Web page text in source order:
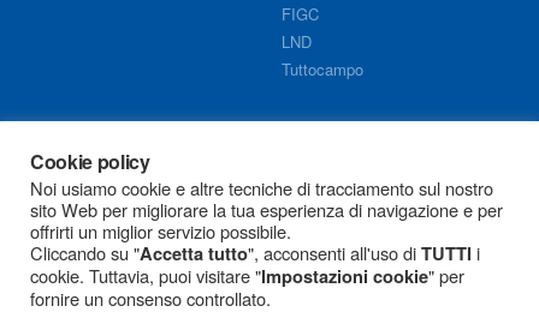
FIGC
LND
Tuttocampo
Info
Documenti segreteria
Cookie policy
Privacy policy
G.P.D.P.
Cookie policy
Noi usiamo cookie e altre tecniche di tracciamento sul nostro
sito Web per migliorare la tua esperienza di navigazione e per
offrirti un miglior servizio possibile.
Cliccando su "Accetta tutto", acconsenti all'uso diTUTTI i
cookie. Tuttavia, puoi visitare "Impostazioni cookie" per
fornire un consenso controllato.